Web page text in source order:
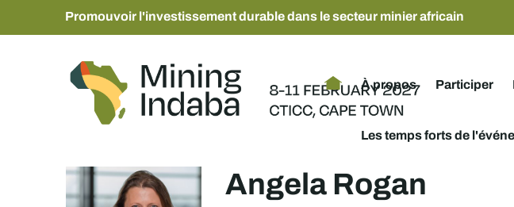
Promouvoir l'investissement durable dans le secteur minier africain
À propos Participer
Les temps forts de
Angela Rogan